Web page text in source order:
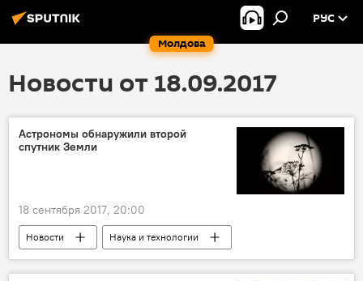
Молдова
РУС
Новости от 18.09.2017
Астрономы обнаружили второй
спутник Земли
18 сентября 2017, 20:00
Новости
Наука и технологии
В мире
астероид
спутник